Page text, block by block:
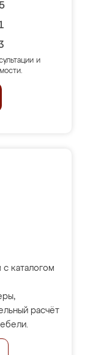
и
каталогом
расчёт